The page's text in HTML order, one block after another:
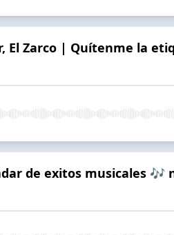
El Zarco | Quítenme la
de exitos musicales 🎶